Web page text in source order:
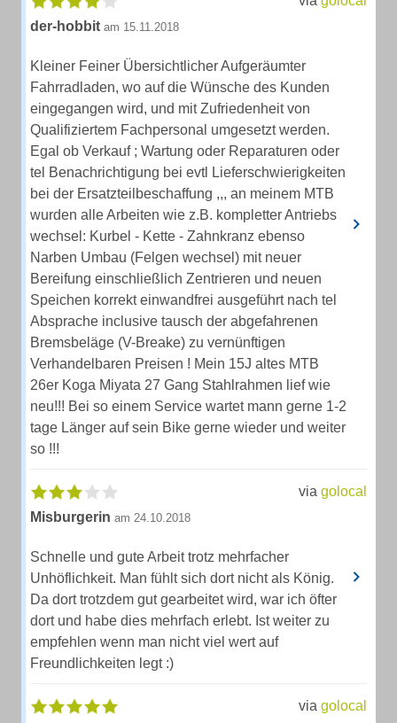
der-hobbit am 15.11.2018
Kleiner Feiner Übersichtlicher Aufgeräumter
Fahrradladen, wo auf die Wünsche des Kunden
eingegangen wird, und mit Zufriedenheit von
Qualifiziertem Fachpersonal umgesetzt werden.
Egal ob Verkauf ; Wartung oder Reparaturen oder
tel Benachrichtigung bei evtl Lieferschwierigkeiten
bei der Ersatzteilbeschaffung ,,, an meinem MTB
wurden alle Arbeiten wie z.B. kompletter Antriebs
wechsel: Kurbel - Kette - Zahnkranz ebenso
Narben Umbau (Felgen wechsel) mit neuer
Bereifung einschließlich Zentrieren und neuen
Speichen korrekt einwandfrei ausgeführt nach tel
Absprache inclusive tausch der abgefahrenen
Bremsbeläge (V-Breake) zu vernünftigen
Verhandelbaren Preisen ! Mein 15J altes MTB
26er Koga Miyata 27 Gang Stahlrahmen lief wie
neu!!! Bei so einem Service wartet mann gerne 1-2
tage Länger auf sein Bike gerne wieder und weiter
so !!!
via golocal
Misburgerin am 24.10.2018
Schnelle und gute Arbeit trotz mehrfacher
Unhöflichkeit. Man fühlt sich dort nicht als König.
Da dort trotzdem gut gearbeitet wird, war ich öfter
dort und habe dies mehrfach erlebt. Ist weiter zu
empfehlen wenn man nicht viel wert auf
Freundlichkeiten legt :)
via golocal